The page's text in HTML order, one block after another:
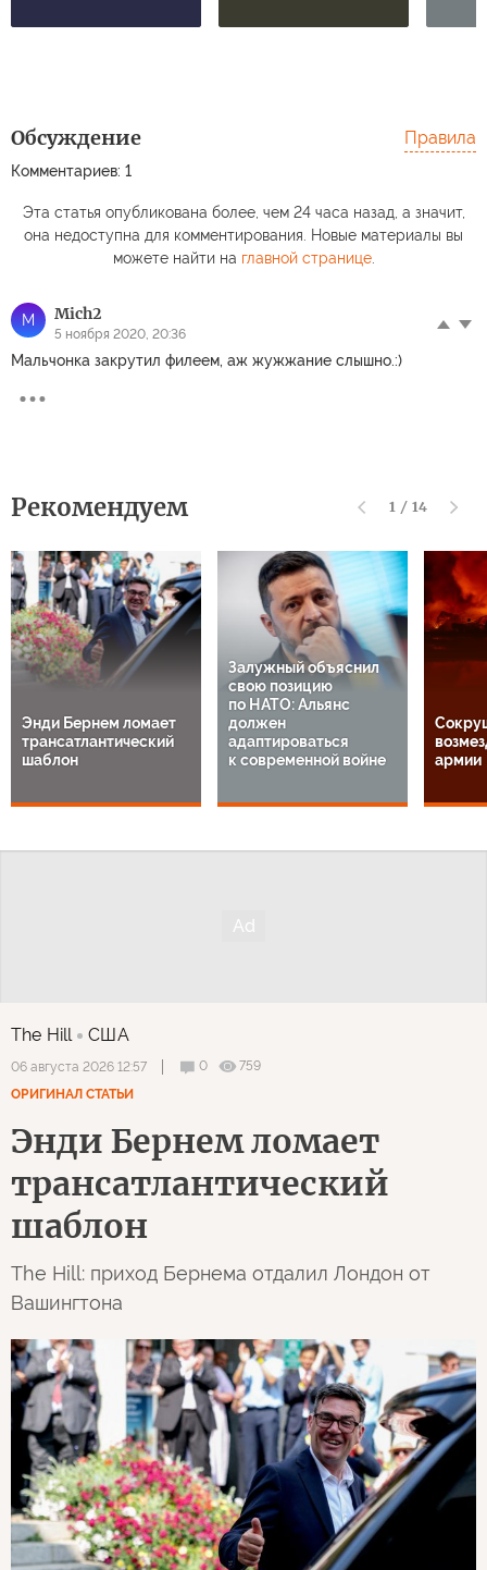
Обсуждение
Комментариев: 1
Правила
Эта статья опубликована более, чем 24 часа назад, а значит,
она недоступна для комментирования. Новые материалы вы
можете найти на главной странице.
M Mich2
5 ноября 2020, 20:36
Мальчонка закрутил филеем, аж жужжание слышно.:)
Рекомендуем 1 / 14
Энди Бернем ломает
трансатлантический
шаблон
Залужный объяснил
свою позицию
по НАТО: Альянс
должен
адаптироваться
к современной войне
армии
The Hill США
06 августа 2026 12:57 0
759
ОРИГИНАЛ СТАТЬИ
Энди Бернем ломает
трансатлантический
шаблон
The Hill: приход Бернема отдалил Лондон от
Вашингтона